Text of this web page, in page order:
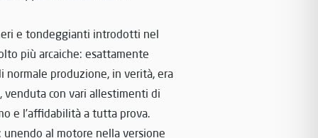
e tondeggianti introdotti nel
più arcaiche: esattamente
normale produzione, in verità, era
con vari allestimenti di
e l’affidabilità a tutta prova.
unendo al motore nella versione